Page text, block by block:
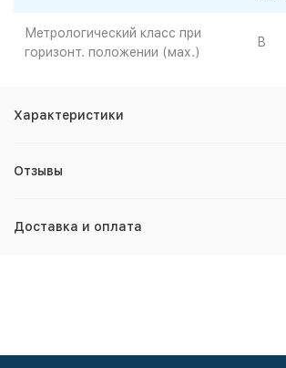
Метрологический класс при
горизонт. положении (мах.)
B
Характеристики
Отзывы
Доставка и оплата